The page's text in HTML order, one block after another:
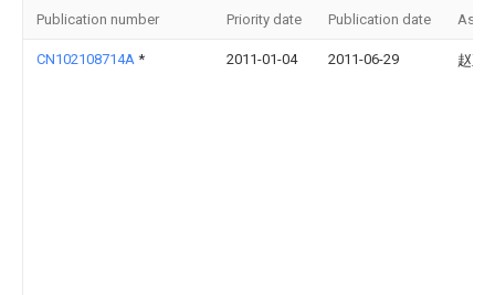
Publication number Priority date Publication date
CN102108714A * 2011-01-04 2011-06-29 赵正